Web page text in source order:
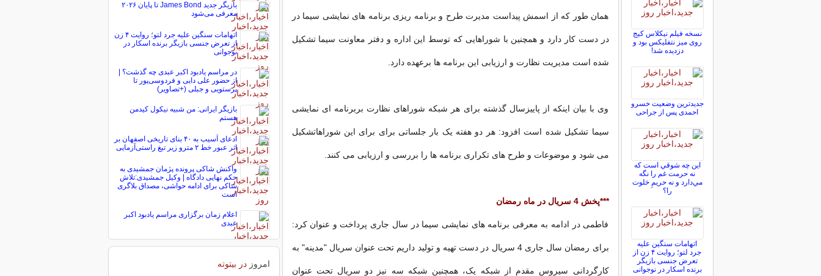
همان طور که از اسمش پیداست مدیرت طرح و برنامه ریزی برنامه های نمایشی سیما در
در دست کار دارد و همچنین با شوراهایی که توسط این اداره و دفتر معاونت سیما تشکیل
شده است مدیریت نظارت و ارزیابی این برنامه ها برعهده دارد.
وی با بیان اینکه از پاییزسال گذشته برای هر شبکه شوراهای نظارت بربرنامه ای نمایشی
سیما تشکیل شده است افزود: هر دو هفته یک بار جلساتی برای برای این شوراهاتشکیل
می شود و موضوعات و طرح های تکراری برنامه ها را بررسی و ارزیابی می کنند.
***پخش 4 سریال در ماه رمضان
فاطمی در ادامه به معرفی برنامه های نمایشی سیما در سال جاری پرداخت و عنوان کرد:
برای رمضان سال جاری 4 سریال در دست تهیه و تولید داریم تحت عنوان سریال "مدینه" به
کارگردانی سیروس مقدم از شبکه یک، همچنین شبکه سه نیز دو سریال تحت عنوان
نسخه فیلم نیکلاس کیج
روی میز نتفلیکس بود و
دزدیده شد!
جدیدترین وضعیت خسرو
احمدی پس از جراحی
اين چه شوقي است كه
نه حرمت غم را نگه
مي‌دارد و نه حريمِ خلوت
را؟
اتهامات سنگین علیه
جرد لتو؛ روایت ۴ زن از
تعرض جنسی بازیگر
برنده اسکار در نوجوانی
بازیگر جدید James Bond تا پایان ۲۰۲۶
معرفی می‌شود
اتهامات سنگین علیه جرد لتو؛ روایت ۴ زن
از تعرض جنسی بازیگر برنده اسکار در
نوجوانی
در مراسم یادبود اکبر عبدی چه گذشت؟ |
از حضور علی دایی و فردوسی‌پور تا
پرستویی و جبلی (+تصاویر)
بازیگر ایرانی: من شبیه نیکول کیدمن
هستم
ادعای آسیب به ۴۰ بنای تاریخی اصفهان بر
اثر عبور خط ۲ مترو زیر تیغ راستی‌آزمایی
واکنش شاکی پرونده پژمان جمشیدی به
حکم نهایی دادگاه | وکیل جمشیدی:تلاش
شاکی برای ادامه حواشی، مصداق بلاگری
است
اعلام زمان برگزاری مراسم یادبود اکبر
عبدی
امروز در بیتوته